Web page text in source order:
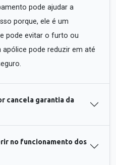
pode ajudar a
porque, ele é um
pode evitar o furto ou
pode reduzir em até
cancela garantia da
no funcionamento dos